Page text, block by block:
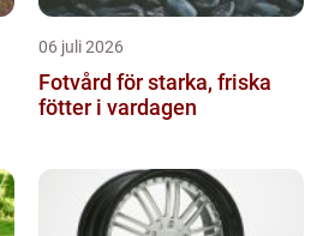
06 juli 2026
Fotvård för starka, friska
fötter i vardagen